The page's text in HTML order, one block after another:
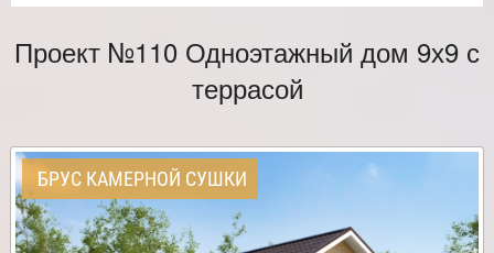
Проект №110 Одноэтажный дом 9х9 с
террасой
БРУС КАМЕРНОЙ СУШКИ